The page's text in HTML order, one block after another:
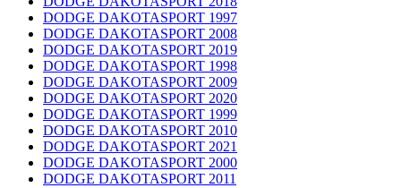
DODGE DAKOTASPORT 1997
DODGE DAKOTASPORT 2008
DODGE DAKOTASPORT 2019
DODGE DAKOTASPORT 1998
DODGE DAKOTASPORT 2009
DODGE DAKOTASPORT 2020
DODGE DAKOTASPORT 1999
DODGE DAKOTASPORT 2010
DODGE DAKOTASPORT 2021
DODGE DAKOTASPORT 2000
DODGE DAKOTASPORT 2011